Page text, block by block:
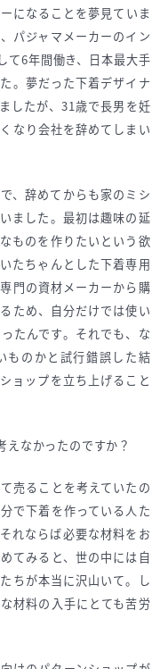
になることを夢見ていま
パジャマメーカーのイン
て6年間働き、日本最大手
。夢だった下着デザイナ
したが、31歳で長男を妊
なり会社を辞めてしまい
、辞めてからも家のミシ
ました。最初は趣味の延
ものを作りたいという欲
たちゃんとした下着専用
門の資材メーカーから購
ため、自分だけでは使い
たんです。それでも、な
ものかと試行錯誤した結
ョップを立ち上げること
なかったのですか？
売ることを考えていたの
で下着を作っている人た
れならば必要な材料をお
てみると、世の中には自
ちが本当に沢山いて。し
材料の入手にとても苦労